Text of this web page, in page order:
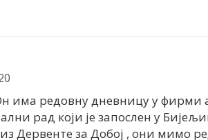
има редовну дневницу у фирми
рад који је запослен у
Дервенте за Добој , они мимо